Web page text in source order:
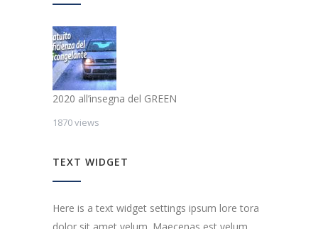
2020 all’insegna del GREEN
1870 views
TEXT WIDGET
Here is a text widget settings ipsum lore tora